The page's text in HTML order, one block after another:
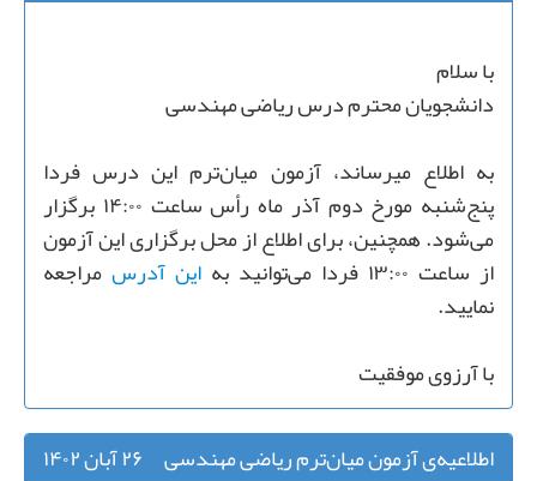
با سلام
دانشجویان محترم درس ریاضی مهندسی
به اطلاع میرساند، آزمون میان‌ترم این درس فردا
پنج‌شنبه مورخ دوم آذر ماه رأس ساعت ۱۴:۰۰ برگزار
می‌شود. همچنین، برای اطلاع از محل برگزاری این آزمون
از ساعت ۱۳:۰۰ فردا می‌توانید به این آدرس مراجعه
نمایید.
با آرزوی موفقیت
اطلاعیه‌ی آزمون میان‌ترم ریاضی مهندسی ۲۶ آبان ۱۴۰۲